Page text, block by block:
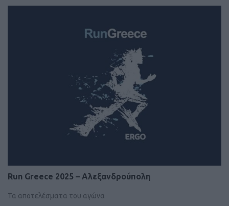
Run Greece 2025 – Αλεξανδρούπολη
Τα αποτελέσματα του αγώνα